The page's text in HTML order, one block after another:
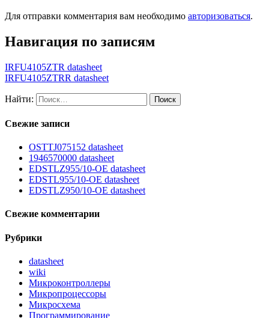
Для отправки комментария вам необходимо авторизоваться.
Навигация по записям
IRFU4105ZTR datasheet
IRFU4105ZTRR datasheet
Найти:
Свежие записи
OSTTJ075152 datasheet
1946570000 datasheet
EDSTLZ955/10-OE datasheet
EDSTL955/10-OE datasheet
EDSTLZ950/10-OE datasheet
Свежие комментарии
Рубрики
datasheet
wiki
Микроконтроллеры
Микропроцессоры
Микросхема
Программирование